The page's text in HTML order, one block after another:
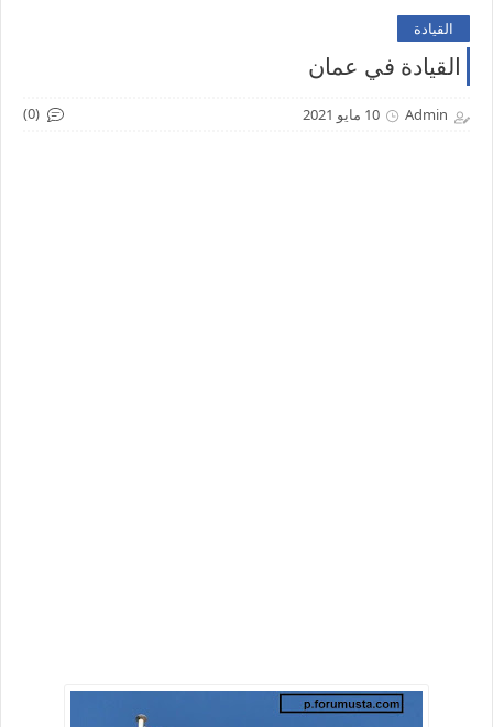
القيادة
القيادة في عمان
Admin 10 مايو 2021 (0)